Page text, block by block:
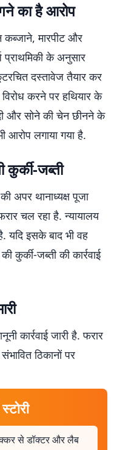
का है आरोप
मारपीट और
प्राथमिकी के अनुसार
दस्तावेज तैयार कर
करने पर हथियार के
और सोने की चेन छीनने के
आरोप लगाया गया है.
कुर्की-जब्ती
अपर थानाध्यक्ष पूजा
चल रहा है. न्यायालय
यदि इसके बाद भी वह
जब्ती की कार्रवाई
कार्रवाई जारी है. फरार
ठिकानों पर
से डॉक्टर और लैब